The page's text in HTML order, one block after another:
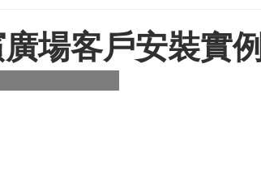
場客戶安裝實例